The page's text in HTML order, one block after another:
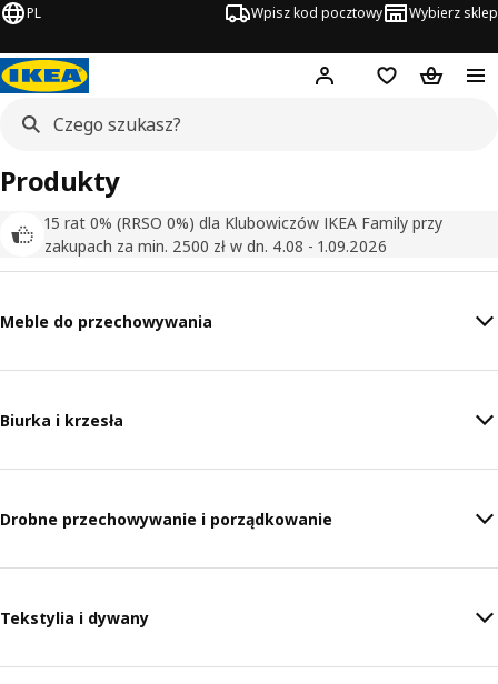
PL Wpisz kod pocztowy Wybierz sklep
Hej! Zaloguj się
Lista zakupowa
Koszyk
15 rat 0% (RRSO 0%) dla Klubowiczów IKEA Family przy
zakupach za min. 2500 zł w dn. 4.08 - 1.09.2026
Produkty
Meble do przechowywania
Biurka i krzesła
Drobne przechowywanie i porządkowanie
Tekstylia i dywany